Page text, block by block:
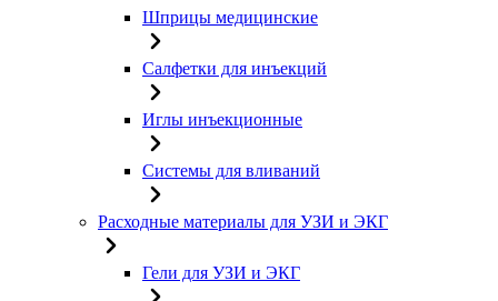
Шприцы медицинские
Салфетки для инъекций
Иглы инъекционные
Системы для вливаний
Расходные материалы для УЗИ и ЭКГ
Гели для УЗИ и ЭКГ